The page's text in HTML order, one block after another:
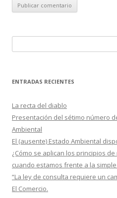
u
c
r
:
ENTRADAS RECIENTES
La recta del diablo
Presentación del sétimo número
Ambiental
El (ausente) Estado Ambiental
¿Cómo se aplican los principios
cuando estamos frente a la
“La ley de consulta requiere un
El Comercio.